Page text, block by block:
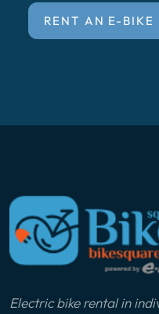
RENT AN E-BIKE
Electric bike rental in